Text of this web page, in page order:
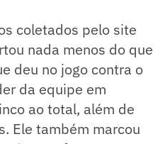
coletados pelo site
nada menos do que
deu no jogo contra o
da equipe em
ao total, além de
Ele também marcou